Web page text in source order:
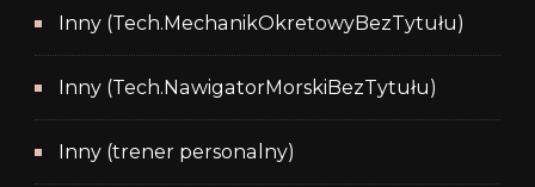
Inny (Tech.MechanikOkretowyBezTytułu)
Inny (Tech.NawigatorMorskiBezTytułu)
Inny (trener personalny)